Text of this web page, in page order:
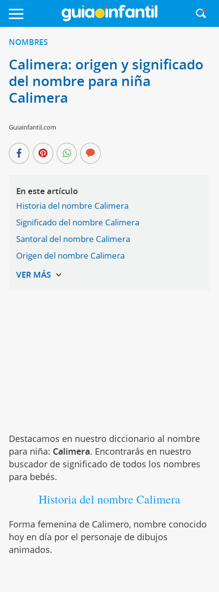
NOMBRES
Calimera: origen y significado
del nombre para niña
Calimera
Guiainfantil.com
En este artículo
Historia del nombre Calimera
Significado del nombre Calimera
Santoral del nombre Calimera
Origen del nombre Calimera
Destacamos en nuestro diccionario al nombre
para niña: Calimera. Encontrarás en nuestro
buscador de significado de todos los nombres
para bebés.
Historia del nombre Calimera
Forma femenina de Calimero, nombre conocido
hoy en día por el personaje de dibujos
animados.